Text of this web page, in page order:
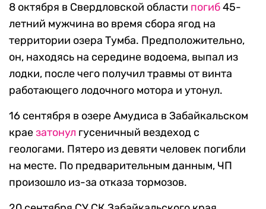
8 октября в Свердловской области погиб45-
летний мужчина во время сбора ягод на
территории озера Тумба. Предположительно,
он, находясь на середине водоема, выпал из
лодки, после чего получил травмы от винта
работающего лодочного мотора и утонул.
16 сентября в озере Амудиса в Забайкальском
краезатонул гусеничный вездеход с
геологами. Пятеро из девяти человек погибли
на месте. По предварительным данным, ЧП
произошло из-за отказа тормозов.